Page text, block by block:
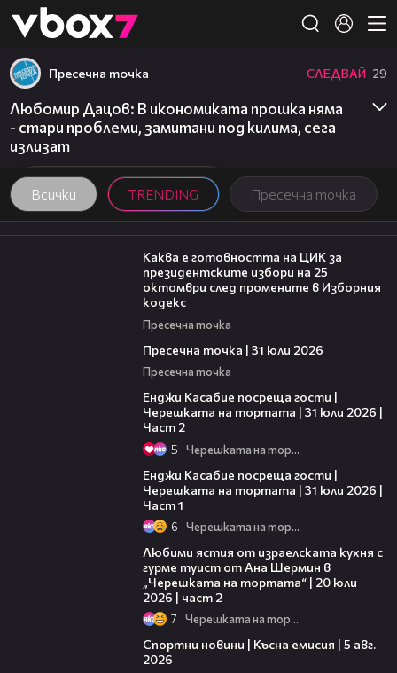
👾
Всички TRENDING Пресечна точка
Пресечна точка СЛЕДВАЙ 29
Любомир Дацов: В икономиката прошка няма
- стари проблеми, замитани под килима, сега
излизат
14:16
Каква е готовността на ЦИК за
президентските избори на 25
октомври след промените в Изборния
кодекс
Пресечна точка
Пресечна точка | 31 юли 2026
Пресечна точка
Енджи Касабие посреща гости |
Черешката на тортата | 31 юли 2026 |
Част 2
5 Черешката на тортата
Енджи Касабие посреща гости |
Черешката на тортата | 31 юли 2026 |
Част 1
6 Черешката на тортата
Любими ястия от израелската кухня с
гурме туист от Ана Шермин в
„Черешката на тортата“ | 20 юли
2026 | част 2
7 Черешката на тортата
Спортни новини | Късна емисия | 5 авг.
2026